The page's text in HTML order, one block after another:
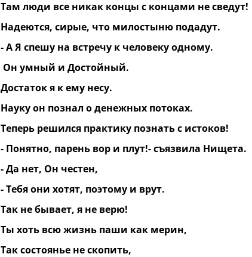
Там люди все никак концы с концами не сведут!
Надеются, сирые, что милостыню подадут.
- А Я спешу на встречу к человеку одному.
Он умный и Достойный.
Достаток я к ему несу.
Науку он познал о денежных потоках.
Теперь решился практику познать с истоков!
- Понятно, парень вор и плут!- съязвила Нищета.
- Да нет, Он честен,
- Тебя они хотят, поэтому и врут.
Так не бывает, я не верю!
Ты хоть всю жизнь паши как мерин,
Так состоянье не скопить,